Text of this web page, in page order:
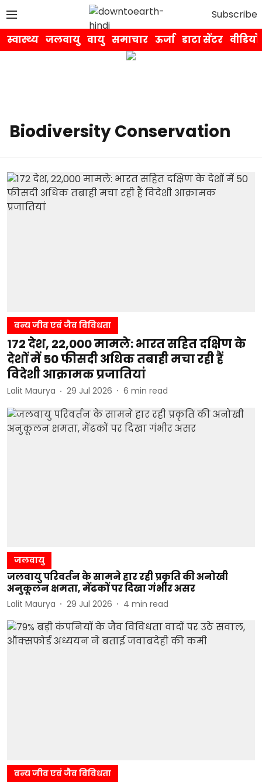
Subscribe
स्वास्थ्य जलवायु वायु समाचार ऊर्जा डाटा सेंटर वीडियो
Biodiversity Conservation
वन्य जीव एवं जैव विविधता
172 देश, 22,000 मामले: भारत सहित दक्षिण के
देशों में 50 फीसदी अधिक तबाही मचा रही हैं
विदेशी आक्रामक प्रजातियां
Lalit Maurya 29 Jul 2026 6 min read
जलवायु
जलवायु परिवर्तन के सामने हार रही प्रकृति की अनोखी
अनुकूलन क्षमता, मेंढकों पर दिखा गंभीर असर
Lalit Maurya 29 Jul 2026 4 min read
वन्य जीव एवं जैव विविधता